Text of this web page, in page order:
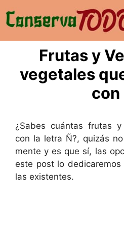
al
contenido
Frutas y
vegetales
con
¿Sabes cuántas frutas
con la letra Ñ?, quizás
mente y es que sí, las
este post lo
las existentes.